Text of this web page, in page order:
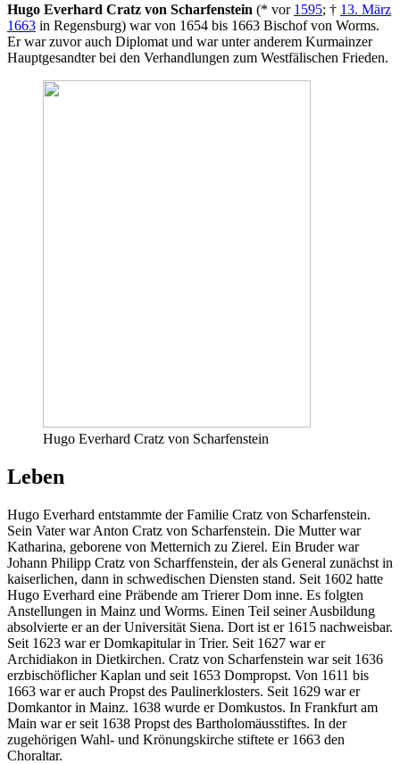
Hugo Everhard Cratz von Scharfenstein (* vor 1595; † 13. März
1663 in Regensburg) war von 1654 bis 1663 Bischof von Worms.
Er war zuvor auch Diplomat und war unter anderem Kurmainzer
Hauptgesandter bei den Verhandlungen zum Westfälischen Frieden.
Hugo Everhard Cratz von Scharfenstein
Leben
Hugo Everhard entstammte der Familie Cratz von Scharfenstein.
Sein Vater war Anton Cratz von Scharfenstein. Die Mutter war
Katharina, geborene von Metternich zu Zierel. Ein Bruder war
Johann Philipp Cratz von Scharffenstein, der als General zunächst in
kaiserlichen, dann in schwedischen Diensten stand. Seit 1602 hatte
Hugo Everhard eine Präbende am Trierer Dom inne. Es folgten
Anstellungen in Mainz und Worms. Einen Teil seiner Ausbildung
absolvierte er an der Universität Siena. Dort ist er 1615 nachweisbar.
Seit 1623 war er Domkapitular in Trier. Seit 1627 war er
Archidiakon in Dietkirchen. Cratz von Scharfenstein war seit 1636
erzbischöflicher Kaplan und seit 1653 Dompropst. Von 1611 bis
1663 war er auch Propst des Paulinerklosters. Seit 1629 war er
Domkantor in Mainz. 1638 wurde er Domkustos. In Frankfurt am
Main war er seit 1638 Propst des Bartholomäusstiftes. In der
zugehörigen Wahl- und Krönungskirche stiftete er 1663 den
Choraltar.